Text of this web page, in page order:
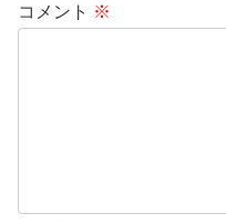
コメント ※